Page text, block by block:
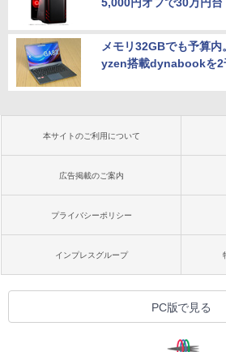
メモリ32GBでも予算
yzen搭載dynabookを2
本サイトのご利用について
広告掲載のご案内
プライバシーポリシー
インプレスグループ
PC版で見る